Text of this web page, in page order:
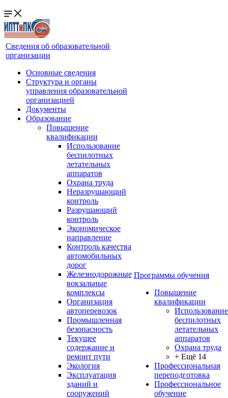
Сведения об образовательной
организации
Основные сведения
Структура и органы
управления образовательной
организацией
Документы
Образование
Повышение
квалификации
Использование
беспилотных
летательных
аппаратов
Охрана труда
Неразрушающий
контроль
Разрушающий
контроль
Экономическое
направление
Контроль качества
автомобильных
дорог
Железнодорожные
вокзальные
комплексы
Организация
автоперевозок
Промышленная
безопасность
Текущее
содержание и
ремонт пути
Экология
Эксплуатация
зданий и
сооружений
Программы обучения
Повышение
квалификации
Использование
беспилотных
летательных
аппаратов
Охрана труда
+ Ещё 14
Профессиональная
переподготовка
Профессиональное
обучение